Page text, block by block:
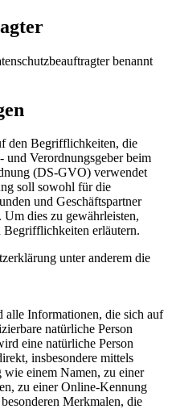
benannt
den Begrifflichkeiten, die
und Verordnungsgeber beim
(DS-GVO) verwendet
soll sowohl für die
und Geschäftspartner
dies zu gewährleisten,
erläutern.
unter anderem die
alle Informationen, die sich auf
natürliche Person
eine natürliche Person
insbesondere mittels
einem Namen, zu einer
zu einer Online-Kennung
Merkmalen, die